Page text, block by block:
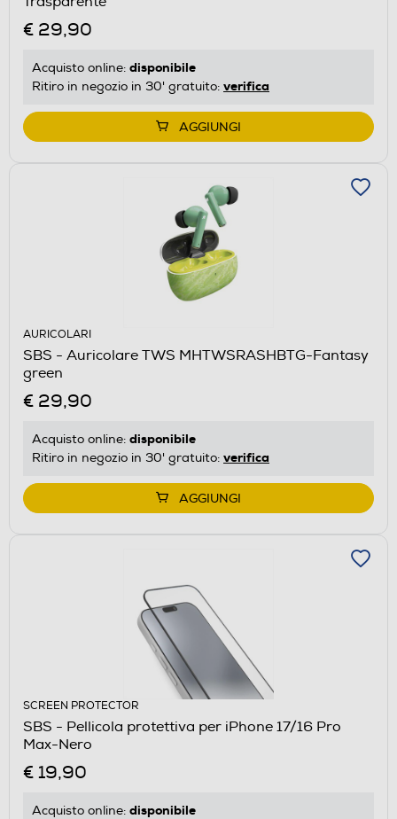
€ 29,90
Acquisto online: disponibile
Ritiro in negozio in 30' gratuito: verifica
AGGIUNGI
AURICOLARI
SBS - Auricolare TWS MHTWSRASHBTG-Fantasy
green
€ 29,90
Acquisto online: disponibile
Ritiro in negozio in 30' gratuito: verifica
AGGIUNGI
SCREEN PROTECTOR
SBS - Pellicola protettiva per iPhone 17/16 Pro
Max-Nero
€ 19,90
Acquisto online: disponibile